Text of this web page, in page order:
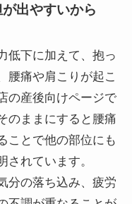
出やすいから
低下に加えて、抱っ
腰痛や肩こりが起こ
の産後向けページで
のままにすると腰痛
ことで他の部位にも
されています。
分の落ち込み、疲労